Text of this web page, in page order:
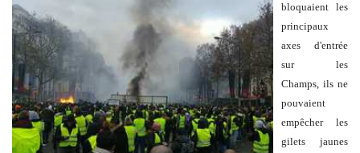
bloquaient les
principaux
axes d'entrée
sur les
Champs, ils ne
pouvaient
empêcher les
gilets jaunes